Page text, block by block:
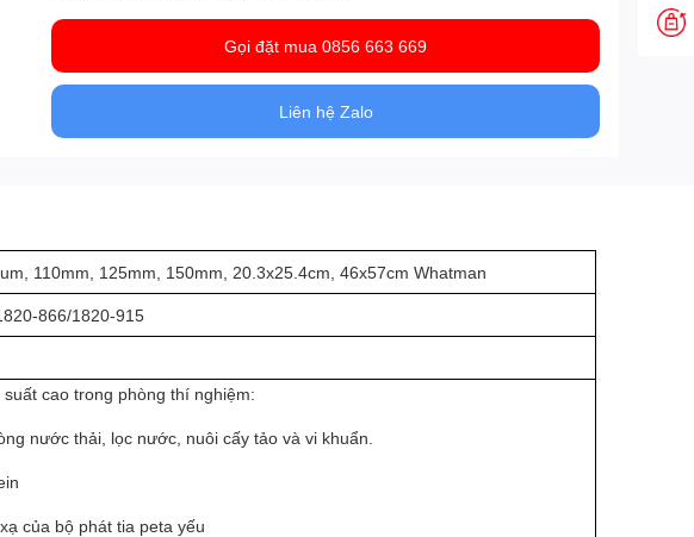
Gọi đặt mua 0856 663 669
Liên hệ Zalo
110mm, 125mm, 150mm, 20.3x25.4cm, 46x57cm Whatman
866/1820-915
cao trong phòng thí nghiệm:
nước thải, lọc nước, nuôi cấy tảo và vi khuẩn.
của bộ phát tia peta yếu